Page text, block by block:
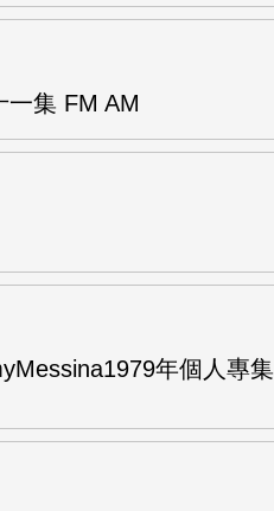
一集 FM AM
年個人專集